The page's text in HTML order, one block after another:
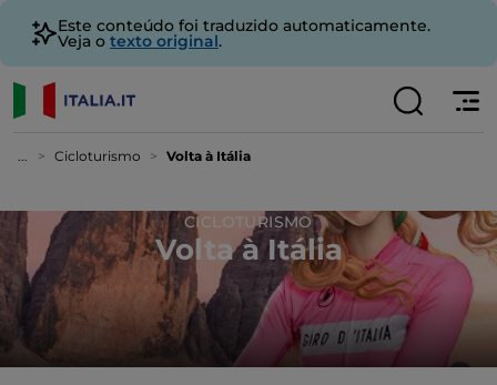
Este conteúdo foi traduzido automaticamente.
Veja o texto original.
... Cicloturismo Volta à Itália
CICLOTURISMO
Volta à Itália